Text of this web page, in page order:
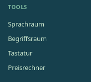
TOOLS
Sprachraum
Begriffsraum
Tastatur
Preisrechner